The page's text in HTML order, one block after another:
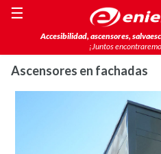
Accesibilidad, ascensores,
¡Juntos
☰
Ascensores en fachadas